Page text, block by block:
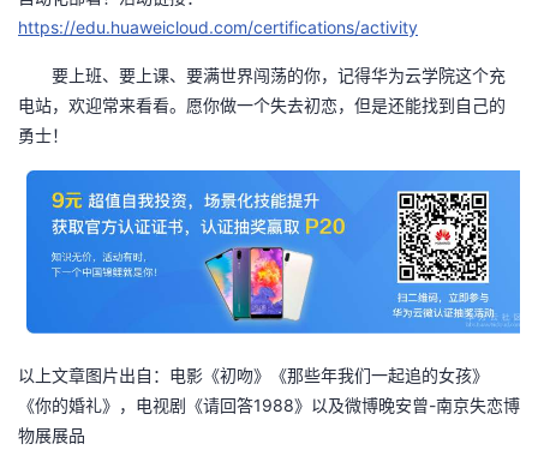
https://edu.huaweicloud.com/certifications/activity
要上班、要上课、要满世界闯荡的你，记得华为云学院这个充
电站，欢迎常来看看。愿你做一个失去初恋，但是还能找到自己的
勇士！
以上文章图片出自：电影《初吻》《那些年我们一起追的女孩》
《你的婚礼》，电视剧《请回答1988》以及微博晚安曾-南京失恋博
物展展品